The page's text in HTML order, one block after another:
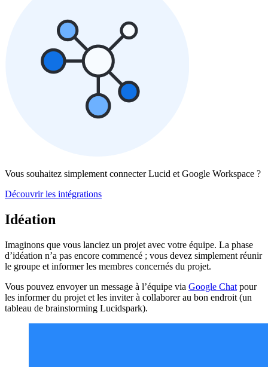
Vous souhaitez simplement connecter Lucid et Google Workspace ?
Découvrir les intégrations
Idéation
Imaginons que vous lanciez un projet avec votre équipe. La phase
d’idéation n’a pas encore commencé ; vous devez simplement réunir
le groupe et informer les membres concernés du projet.
Vous pouvez envoyer un message à l’équipe via Google Chat pour
les informer du projet et les inviter à collaborer au bon endroit (un
tableau de brainstorming Lucidspark).